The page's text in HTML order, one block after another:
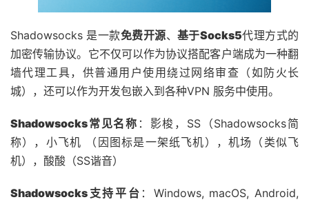
Shadowsocks 是一款免费开源、 基于Socks5代理方式的
加密传输协议。它不仅可以作为协议搭配客户端成为一种翻
墙代理工具，供普通用户使用绕过网络审查（如防火长
城），还可以作为开发包嵌入到各种VPN 服务中使用。
Shadowsocks常见名称 ：影梭，SS（Shadowsocks简
称），小飞机 （因图标是一架纸飞机），机场（类似飞
机），酸酸（SS谐音）
Shadowsocks支持平台 ：Windows, macOS, Android,